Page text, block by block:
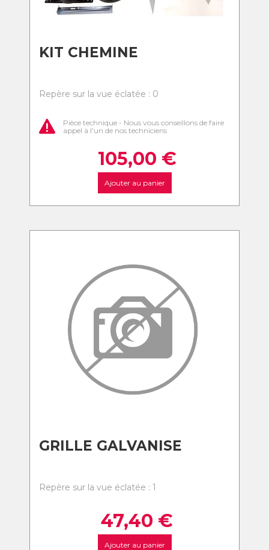
KIT CHEMINE
Repère sur la vue éclatée : 0
Pièce technique - Nous vous conseillons de faire
appel à l'un de nos techniciens
105,00 €
Ajouter au panier
GRILLE GALVANISE
Repère sur la vue éclatée : 1
47,40 €
Ajouter au panier